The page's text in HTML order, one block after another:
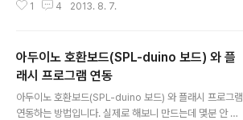
까워지면 최고속도로 돌아가도록 만들었습니다. SPL-dui
수록 값이 커집니다.) 어느정도 가까이 오면 선풍기 모터를
회전시키도록 했습니다. 간단하지만 시원하고 좋네요. 잠
깐 볼일 보려고 일어나면 선풍기가 꺼져 있고 다시 의자에
앉으면 돌아갑니다. 진작 만들어 놓을걸 그랬나봐요. 시중
1 4 2013. 8. 7.
아두이노 호환보드(SPL-duino 보드) 와 플
래시 프로그램 연동
아두이노 호환보드(SPL-duino 보드) 와 플래시 프로그램
연동하는 방법입니다. 실제로 해보니 만드는데 몇분 안 걸